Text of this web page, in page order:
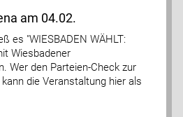
am 04.02.
es "WIESBADEN WÄHLT:
Wiesbadener
Wer den Parteien-Check zur
die Veranstaltung hier als